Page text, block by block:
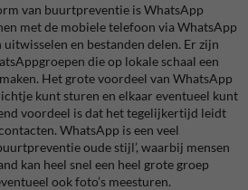
van buurtpreventie is WhatsApp
met de mobiele telefoon via WhatsApp
en bestanden delen. Er zijn
die op lokale schaal een
Het grote voordeel van WhatsApp
kunt sturen en elkaar eventueel kunt
voordeel is dat het tegelijkertijd leidt
WhatsApp is een veel
oude stijl’, waarbij mensen
kan heel snel een heel grote groep
ook foto’s meesturen.